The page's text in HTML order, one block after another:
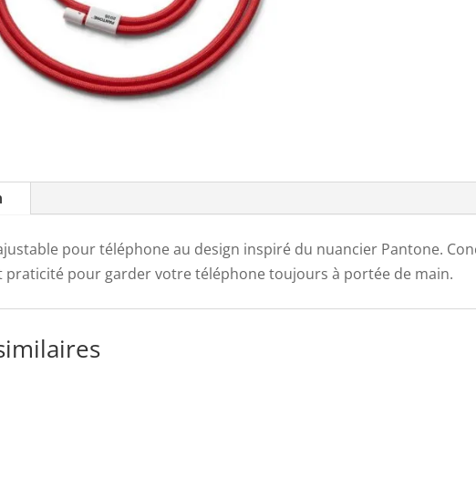
pour téléphone au design inspiré du nuancier Pantone.
praticité pour garder votre téléphone toujours à portée de main.